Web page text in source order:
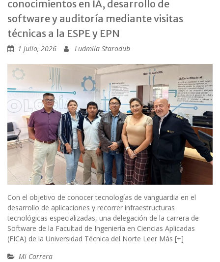
conocimientos en IA, desarrollo de
software y auditoría mediante visitas
técnicas a la ESPE y EPN
1 julio, 2026 Ludmila Starodub
Con el objetivo de conocer tecnologías de vanguardia en el
desarrollo de aplicaciones y recorrer infraestructuras
tecnológicas especializadas, una delegación de la carrera de
Software de la Facultad de Ingeniería en Ciencias Aplicadas
(FICA) de la Universidad Técnica del Norte Leer Más [+]
Mi Carrera